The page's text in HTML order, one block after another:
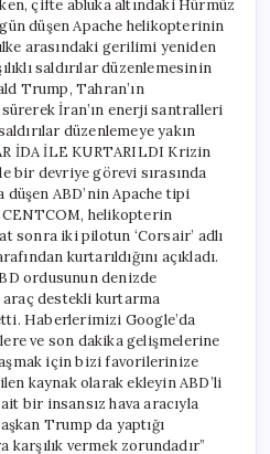
için
çifte abluka altındaki Hürmüz
düşen Apache helikopterinin
arasındaki gerilimi yeniden
saldırılar düzenlemesinin
Trump, Tahran’ın
İran’ın enerji santralleri
düzenlemeye yakın
İDA İLE KURTARILDI Krizin
bir devriye görevi sırasında
düşen ABD’nin Apache tipi
helikopterin
sonra iki pilotun ‘Corsair’ adlı
kurtarıldığını açıkladı.
ordusunun denizde
destekli kurtarma
Haberlerimizi Google’da
ve son dakika gelişmelerine
için bizi favorilerinize
kaynak olarak ekleyin ABD’li
bir insansız hava aracıyla
Trump da yaptığı
karşılık vermek zorundadır”